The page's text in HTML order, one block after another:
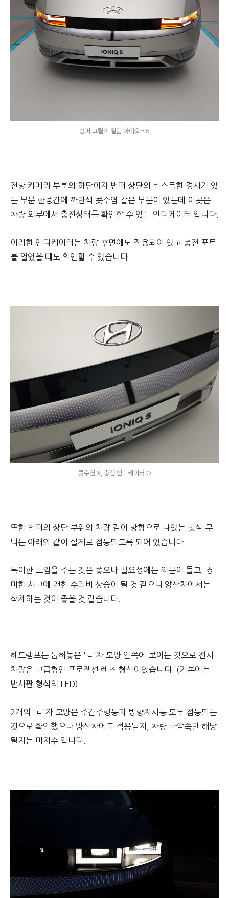
범퍼 그릴이 열린 아이오닉5
전방 카메라 부분의 하단이자 범퍼 상단의 비스듬한 경사가 있
는 부분 한중간에 까만색 콧수염 같은 부분이 있는데 이곳은
차량 외부에서 충전상태를 확인할 수 있는 인디케이터 입니다.
이러한 인디케이터는 차량 후면에도 적용되어 있고 충전 포트
를 열었을 때도 확인할 수 있습니다.
콧수염 X, 충전 인디케이터 O
또한 범퍼의 상단 부위의 차량 길이 방향으로 나있는 빗살 무
늬는 아래와 같이 실제로 점등되도록 되어 있습니다.
특이한 느낌을 주는 것은 좋으나 필요성에는 의문이 들고, 경
미한 사고에 괜한 수리비 상승이 될 것 같으니 양산차에서는
삭제하는 것이 좋을 것 같습니다.
헤드램프는 눕혀놓은 'ㄷ'자 모양 안쪽에 보이는 것으로 전시
차량은 고급형인 프로젝션 렌즈 형식이었습니다. (기본에는
반사판 형식의 LED)
2개의 'ㄷ'자 모양은 주간주행등과 방향지시등 모두 점등되는
것으로 확인했으나 양산차에도 적용될지, 차량 바깥쪽만 해당
될지는 미지수 입니다.